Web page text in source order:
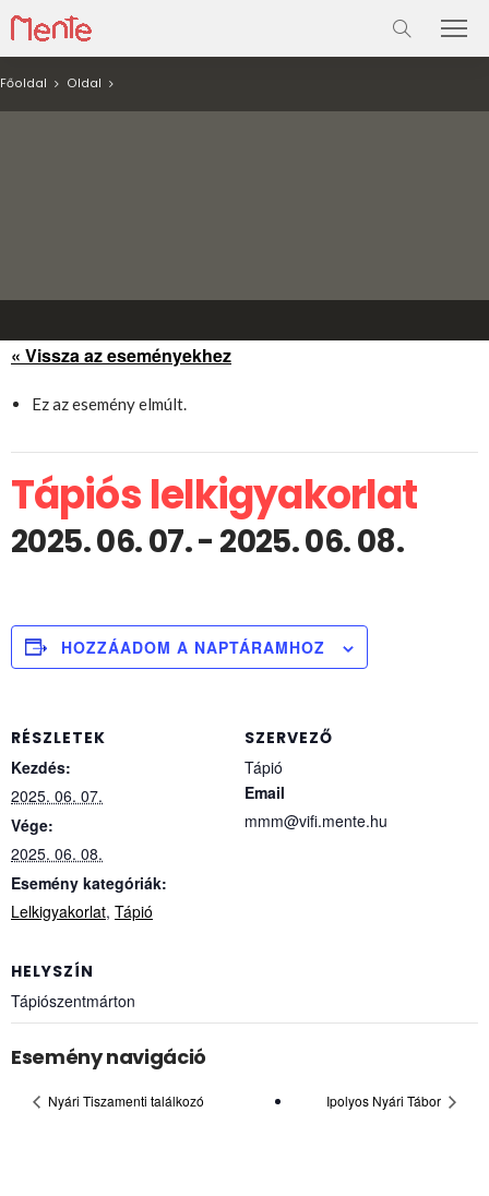
Főoldal Oldal
« Vissza az eseményekhez
Ez az esemény elmúlt.
Tápiós lelkigyakorlat
2025. 06. 07.- 2025. 06. 08.
HOZZÁADOM A NAPTÁRAMHOZ
RÉSZLETEK
Kezdés:
2025. 06. 07.
Vége:
2025. 06. 08.
Esemény kategóriák:
Lelkigyakorlat, Tápió
SZERVEZŐ
Tápió
Email
mmm@vifi.mente.hu
HELYSZÍN
Tápiószentmárton
Esemény navigáció
Nyári Tiszamenti találkozó Ipolyos Nyári Tábor